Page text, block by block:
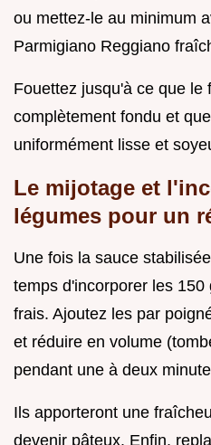
ou mettez-le au minimum
Parmigiano Reggiano
Fouettez jusqu'à ce que le
complètement fondu et
uniformément lisse et
Le mijotage et
légumes pour un
Une fois la sauce
temps d'incorporer les
frais. Ajoutez les par
et réduire en volume
pendant une à deux
Ils apporteront une
devenir pâteux. Enfin,